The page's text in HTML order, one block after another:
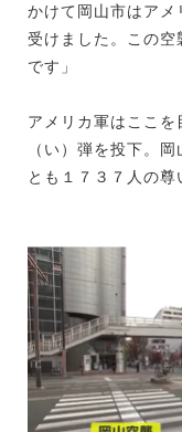
かけて岡山市はアメ
受けました。この空
です」
アメリカ軍はここ
（い）弾を投下。
とも１７３７人の尊